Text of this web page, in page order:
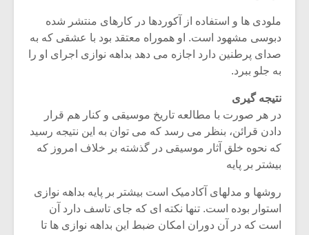
ملودی ها و استفاده از آکوردها در کارهای منتشر شده
دبوسی مشهود است. او هموراه معتقد بود با عشقی که به
صدای پرطنین دارد اجازه می دهد بداهه نوازی اجرای او را
به جلو ببرد.
نتیجه گیری
در هر صورت با مطالعه تاریخ موسیقی و کنار هم قرار
دادن قرائن، بنظر می رسد که می توان به این نتیجه رسید
که نحوه خلق آثار موسیقی در گذشته بر خلاف امروز که
بیشتر بر پایه
روشها و مدلهای آکادمیک است بیشتر بر پایه بداهه نوازی
استوار بوده است. تنها نکته ای که جای تاسف دارد آن
است که در آن دوران امکان ضبط این بداهه نوازی ها تا